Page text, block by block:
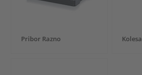
Pribor Razno Kolesa